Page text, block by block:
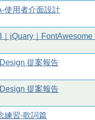
使用者介面設計
jQuary｜FontAwesome
提案報告
提案報告
練習-歌詞篇